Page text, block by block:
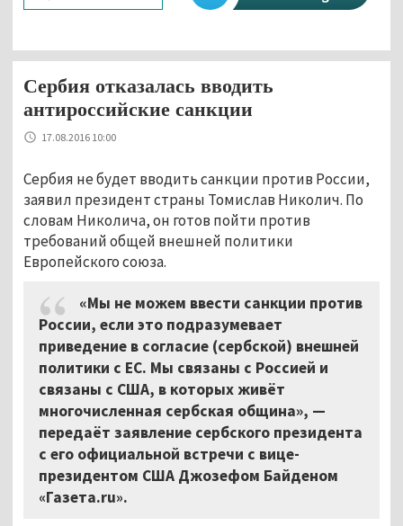
Сербия отказалась вводить
антироссийские санкции
17.08.2016 10:00
Сербия не будет вводить санкции против России,
заявил президент страны Томислав Николич. По
словам Николича, он готов пойти против
требований общей внешней политики
Европейского союза.
«Мы не можем ввести санкции против
России, если это подразумевает
приведение в согласие (сербской) внешней
политики с ЕС. Мы связаны с Россией и
связаны с США, в которых живёт
многочисленная сербская община», —
передаёт заявление сербского президента
с его официальной встречи с вице-
президентом США Джозефом Байденом
«Газета.ru».